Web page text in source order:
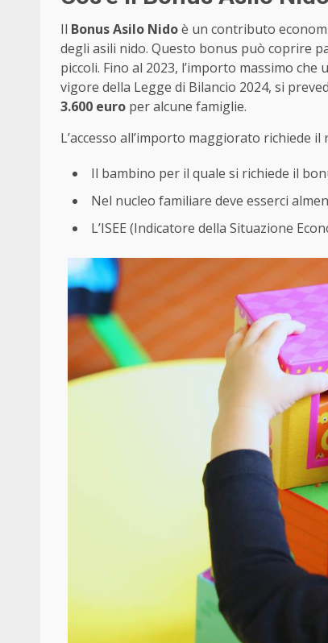
Il Bonus Asilo Nidoè un contributo
degli asili nido. Questo bonus può coprire
piccoli. Fino al 2023, l’importo massimo
vigore della Legge di Bilancio 2024, si
3.600 euro per alcune famiglie.
L’accesso all’importo maggiorato richiede
Il bambino per il quale si richiede il
Nel nucleo familiare deve esserci
L’ISEE (Indicatore della Situazione